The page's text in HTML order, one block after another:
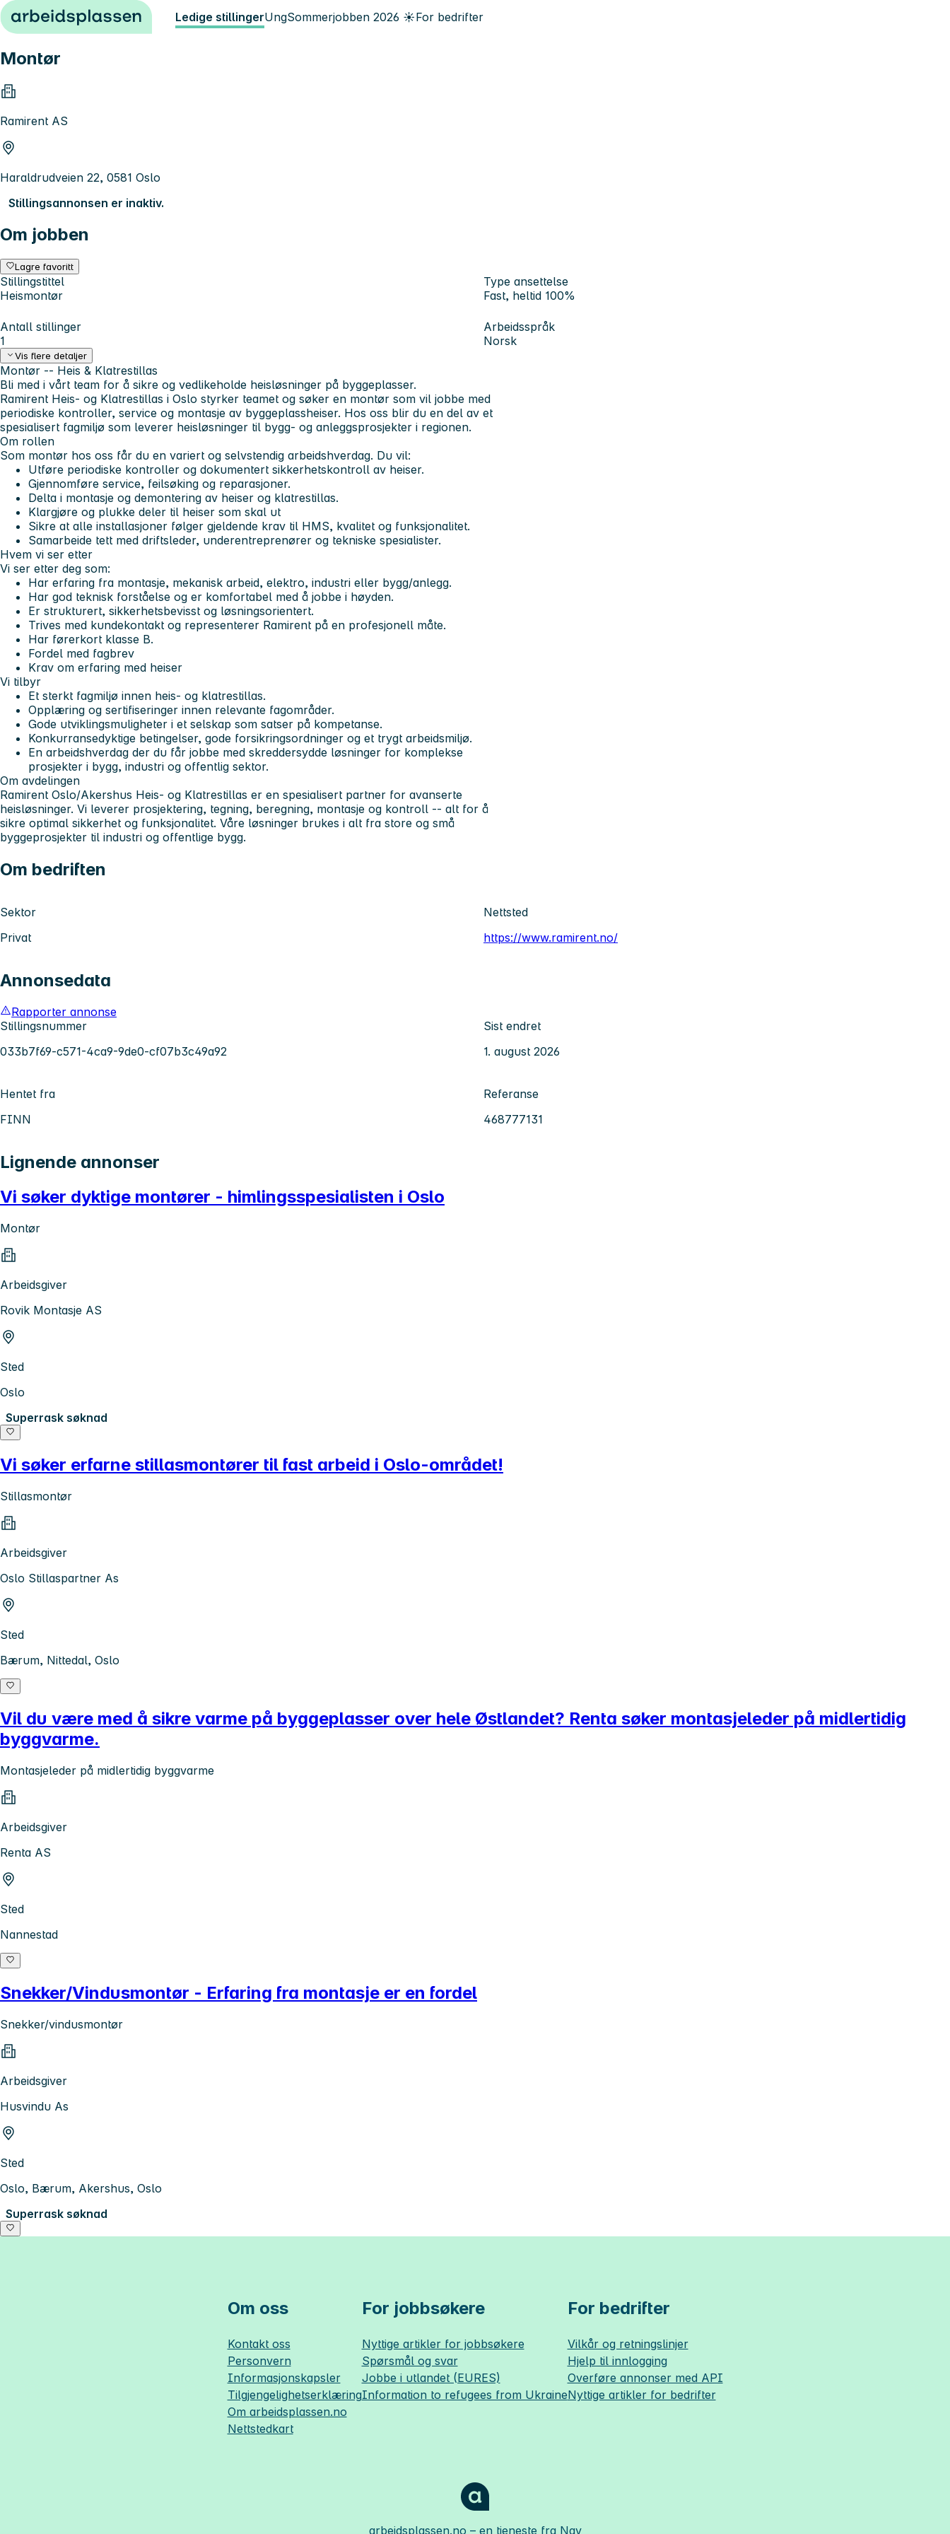
Hopp til innhold Ledige stillingerUngSommerjobben 2026 ☀️For bedrifter
Montør
Ramirent AS
Haraldrudveien 22, 0581 Oslo
Stillingsannonsen er inaktiv.
Om jobben
Lagre favoritt
Stillingstittel
Heismontør
Type ansettelse
Fast, heltid 100%
Antall stillinger
1
Arbeidsspråk
Norsk
Vis flere detaljer
Montør -- Heis & Klatrestillas
Bli med i vårt team for å sikre og vedlikeholde heisløsninger på byggeplasser.
Ramirent Heis- og Klatrestillas i Oslo styrker teamet og søker en montør som vil jobbe med
periodiske kontroller, service og montasje av byggeplassheiser. Hos oss blir du en del av et
spesialisert fagmiljø som leverer heisløsninger til bygg- og anleggsprosjekter i regionen.
Om rollen
Som montør hos oss får du en variert og selvstendig arbeidshverdag. Du vil:
Utføre periodiske kontroller og dokumentert sikkerhetskontroll av heiser.
Gjennomføre service, feilsøking og reparasjoner.
Delta i montasje og demontering av heiser og klatrestillas.
Klargjøre og plukke deler til heiser som skal ut
Sikre at alle installasjoner følger gjeldende krav til HMS, kvalitet og funksjonalitet.
Samarbeide tett med driftsleder, underentreprenører og tekniske spesialister.
Hvem vi ser etter
Vi ser etter deg som:
Har erfaring fra montasje, mekanisk arbeid, elektro, industri eller bygg/anlegg.
Har god teknisk forståelse og er komfortabel med å jobbe i høyden.
Er strukturert, sikkerhetsbevisst og løsningsorientert.
Trives med kundekontakt og representerer Ramirent på en profesjonell måte.
Har førerkort klasse B.
Fordel med fagbrev
Krav om erfaring med heiser
Vi tilbyr
Et sterkt fagmiljø innen heis- og klatrestillas.
Opplæring og sertifiseringer innen relevante fagområder.
Gode utviklingsmuligheter i et selskap som satser på kompetanse.
Konkurransedyktige betingelser, gode forsikringsordninger og et trygt arbeidsmiljø.
En arbeidshverdag der du får jobbe med skreddersydde løsninger for komplekse
prosjekter i bygg, industri og offentlig sektor.
Om avdelingen
Ramirent Oslo/Akershus Heis- og Klatrestillas er en spesialisert partner for avanserte
heisløsninger. Vi leverer prosjektering, tegning, beregning, montasje og kontroll -- alt for å
sikre optimal sikkerhet og funksjonalitet. Våre løsninger brukes i alt fra store og små
byggeprosjekter til industri og offentlige bygg.
Om bedriften
Sektor
Privat
Nettsted
https://www.ramirent.no/
Annonsedata
Rapporter annonse
Stillingsnummer
033b7f69-c571-4ca9-9de0-cf07b3c49a92
Sist endret
1. august 2026
Hentet fra
FINN
Referanse
468777131
Lignende annonser
Vi søker dyktige montører - himlingsspesialisten i Oslo
Montør
Arbeidsgiver
Rovik Montasje AS
Sted
Oslo
Superrask søknad
Vi søker erfarne stillasmontører til fast arbeid i Oslo-området!
Stillasmontør
Arbeidsgiver
Oslo Stillaspartner As
Sted
Bærum, Nittedal, Oslo
Vil du være med å sikre varme på byggeplasser over hele Østlandet? Renta søker montasjeleder på midlertidig
byggvarme.
Montasjeleder på midlertidig byggvarme
Arbeidsgiver
Renta AS
Sted
Nannestad
Snekker/Vindusmontør - Erfaring fra montasje er en fordel
Snekker/vindusmontør
Arbeidsgiver
Husvindu As
Sted
Oslo, Bærum, Akershus, Oslo
Superrask søknad
Om oss
Kontakt oss
Personvern
Informasjonskapsler
Tilgjengelighetserklæring
Om arbeidsplassen.no
Nettstedkart
For jobbsøkere
Nyttige artikler for jobbsøkere
Spørsmål og svar
Jobbe i utlandet (EURES)
Information to refugees from Ukraine
For bedrifter
Vilkår og retningslinjer
Hjelp til innlogging
Overføre annonser med API
Nyttige artikler for bedrifter
arbeidsplassen.no – en tjeneste fra Nav